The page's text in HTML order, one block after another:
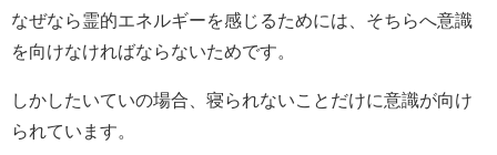
なぜなら霊的エネルギーを感じるためには、そちらへ意識
を向けなければならないためです。
しかしたいていの場合、寝られないことだけに意識が向け
られています。